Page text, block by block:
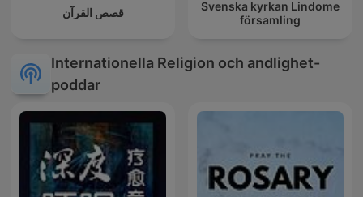
قصص القرآن
Svenska kyrkan Lindome
församling
Internationella Religion och andlighet-
poddar